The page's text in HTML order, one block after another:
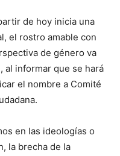
de hoy inicia una
el rostro amable con
de género va
al informar que se hará
el nombre a Comité
en las ideologías o
la brecha de la